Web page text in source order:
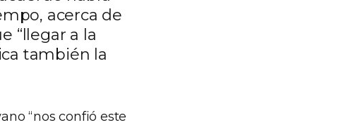
acerca de
“llegar a la
también la
“nos confió este